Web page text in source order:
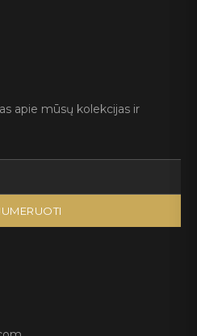
apie mūsų kolekcijas ir